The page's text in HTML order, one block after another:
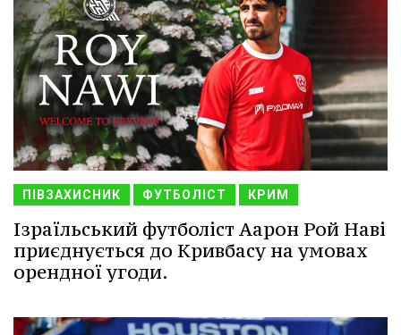
ПІВЗАХИСНИК ФУТБОЛІСТ КРИМ
Ізраїльський футболіст Аарон Рой Наві
приєднується до Кривбасу на умовах
орендної угоди.